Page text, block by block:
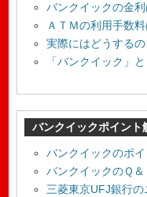
バンクイックの金
ＡＴＭの利用手数料
実際にはどうする
「バンクイック」
バンクイックポイント
バンクイックのポ
バンクイックのＱ
三菱東京UFJ銀行の